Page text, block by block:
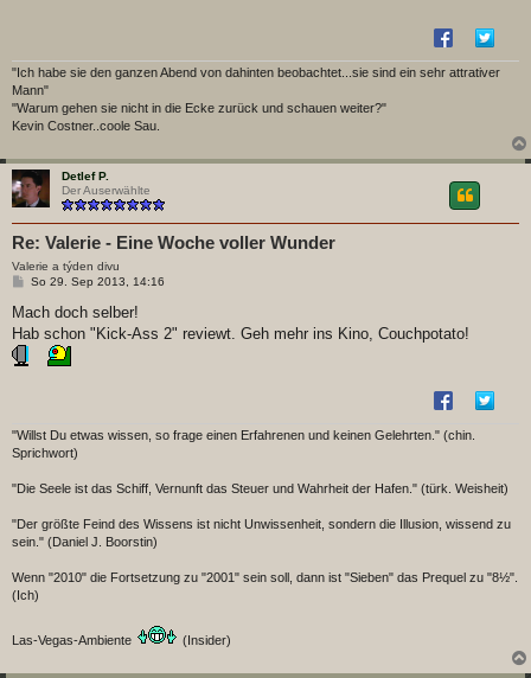
"Ich habe sie den ganzen Abend von dahinten beobachtet...sie sind ein sehr attrativer
Mann"
"Warum gehen sie nicht in die Ecke zurück und schauen weiter?"
Kevin Costner..coole Sau.
Detlef P.
Der Auserwählte
Re: Valerie - Eine Woche voller Wunder
Valerie a týden divu
B
i
r
g
So 29. Sep 2013, 14:16
Mach doch selber!
Hab schon "Kick-Ass 2" reviewt. Geh mehr ins Kino, Couchpotato!
"Willst Du etwas wissen, so frage einen Erfahrenen und keinen Gelehrten." (chin.
Sprichwort)
"Die Seele ist das Schiff, Vernunft das Steuer und Wahrheit der Hafen." (türk. Weisheit)
"Der größte Feind des Wissens ist nicht Unwissenheit, sondern die Illusion, wissend zu
sein." (Daniel J. Boorstin)
Wenn "2010" die Fortsetzung zu "2001" sein soll, dann ist "Sieben" das Prequel zu "8½".
(Ich)
Las-Vegas-Ambiente (Insider)